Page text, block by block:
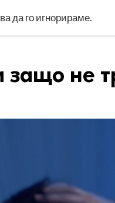
да го игнорираме.
защо не